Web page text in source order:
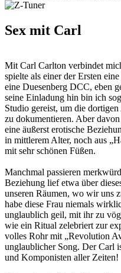
Sex mit Carl
Mit Carl Carlton verbindet
spielte als einer der Ersten
eine Duesenberg DCC, eben
seine Einladung hin bin ich
Studio gereist, um die
zu dokumentieren. Aber
eine äußerst erotische
in mittlerem Alter, noch aus
mit sehr schönen Füßen.
Manchmal passieren
Beziehung lief etwa über
unseren Räumen, wo wir uns
habe diese Frau niemals
unglaublich geil, mit ihr zu
wie ein Ritual zelebriert zur
volles Rohr mit „Revolution
unglaublicher Song. Der Carl
und Komponisten aller Zeiten!